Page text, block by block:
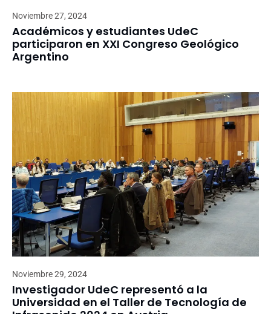
Noviembre 27, 2024
Académicos y estudiantes UdeC
participaron en XXI Congreso Geológico
Argentino
Noviembre 29, 2024
Investigador UdeC representó a la
Universidad en el Taller de Tecnología de